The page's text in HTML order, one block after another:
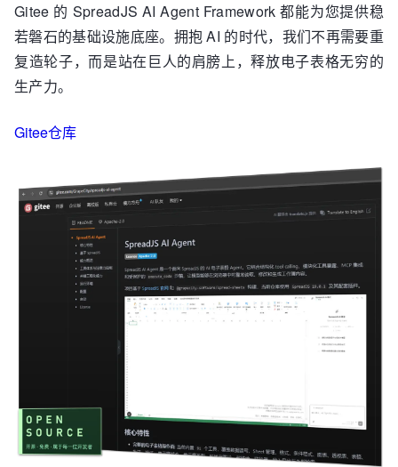
Gitee 的 SpreadJS AI Agent Framework 都能为您提供稳
若磐石的基础设施底座。拥抱 AI 的时代，我们不再需要重
复造轮子，而是站在巨人的肩膀上，释放电子表格无穷的
生产力。
Gitee仓库